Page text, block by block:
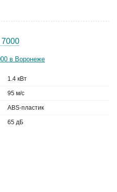
1.4 кВт
95 м/с
ABS-пластик
65 дБ